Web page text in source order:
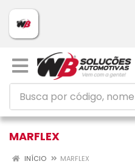
MARFLEX
INÍCIO MARFLEX